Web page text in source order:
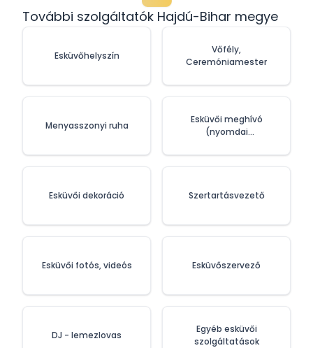
További szolgáltatók Hajdú-Bihar megye
Esküvőhelyszín
Menyasszonyi ruha
Esküvői dekoráció
Esküvői fotós, videós
DJ - lemezlovas
Vőfély,
Ceremóniamester
Esküvői meghívó
(nyomdai
Szertartásvezető
Esküvőszervező
Egyéb esküvői
szolgáltatások